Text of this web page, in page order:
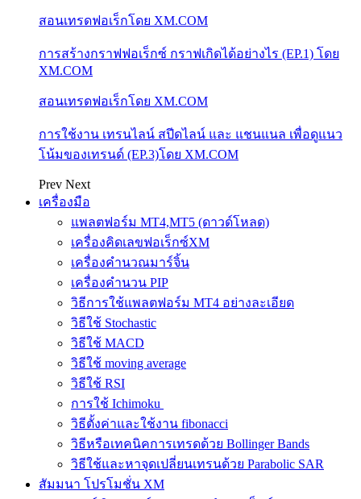
สอนเทรดฟอเร็กโดย XM.COM
การสร้างกราฟฟอเร็กซ์ กราฟเกิดได้อย่างไร (EP.1) โดย
XM.COM
สอนเทรดฟอเร็กโดย XM.COM
การใช้งาน เทรนไลน์ สปีดไลน์ และ แชนแนล เพื่อดูแนว
โน้มของเทรนด์ (EP.3)โดย XM.COM
Prev Next
เครื่องมือ
แพลตฟอร์ม MT4,MT5 (ดาวด์โหลด)
เครื่องคิดเลขฟอเร็กซ์XM
เครื่องคำนวณมาร์จิ้น
เครื่องคำนวน PIP
วิธีการใช้แพลตฟอร์ม MT4 อย่างละเอียด
วิธีใช้ Stochastic
วิธีใช้ MACD
วิธีใช้ moving average
วิธีใช้ RSI
การใช้ Ichimoku
วิธีตั้งค่าและใช้งาน fibonacci
วิธีหรือเทคนิคการเทรดด้วย Bollinger Bands
วิธีใช้และหาจุดเปลี่ยนเทรนด้วย Parabolic SAR
สัมมนา โปรโมชั่น XM